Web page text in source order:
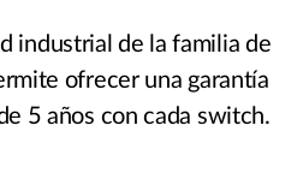
industrial de la familia de
ofrecer una garantía
5 años con cada switch.